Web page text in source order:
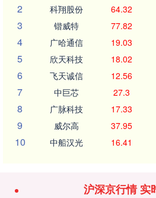
2 科翔股份 64.32
3 锴威特 77.82
4 广哈通信 19.03
5 欣天科技 18.02
6 飞天诚信 12.56
7 中巨芯 27.3
8 广脉科技 17.33
9 威尔高 37.95
10 中船汉光 16.41
沪深京行情 实